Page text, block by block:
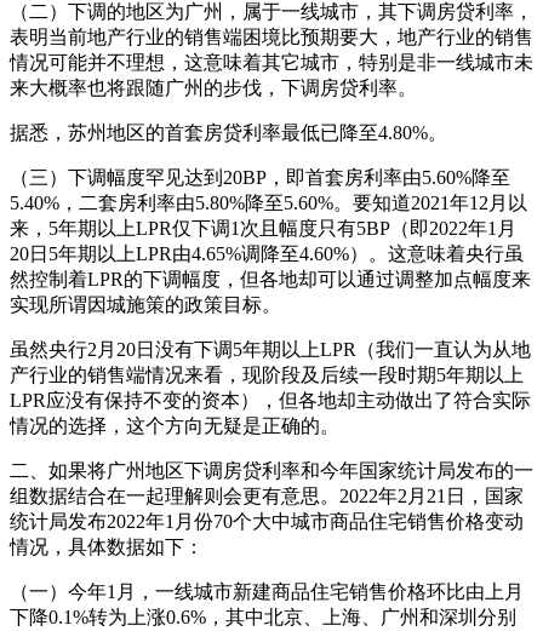
（二）下调的地区为广州，属于一线城市，其下调房贷利率，
表明当前地产行业的销售端困境比预期要大，地产行业的销售
情况可能并不理想，这意味着其它城市，特别是非一线城市未
来大概率也将跟随广州的步伐，下调房贷利率。
据悉，苏州地区的首套房贷利率最低已降至4.80%。
（三）下调幅度罕见达到20BP，即首套房利率由5.60%降至
5.40%，二套房利率由5.80%降至5.60%。要知道2021年12月以
来，5年期以上LPR仅下调1次且幅度只有5BP（即2022年1月
20日5年期以上LPR由4.65%调降至4.60%）。这意味着央行虽
然控制着LPR的下调幅度，但各地却可以通过调整加点幅度来
实现所谓因城施策的政策目标。
虽然央行2月20日没有下调5年期以上LPR（我们一直认为从地
产行业的销售端情况来看，现阶段及后续一段时期5年期以上
LPR应没有保持不变的资本），但各地却主动做出了符合实际
情况的选择，这个方向无疑是正确的。
二、如果将广州地区下调房贷利率和今年国家统计局发布的一
组数据结合在一起理解则会更有意思。2022年2月21日，国家
统计局发布2022年1月份70个大中城市商品住宅销售价格变动
情况，具体数据如下：
（一）今年1月，一线城市新建商品住宅销售价格环比由上月
下降0.1%转为上涨0.6%，其中北京、上海、广州和深圳分别